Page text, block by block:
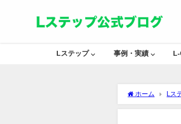
Lステップ ⌵ 事例・実績 ⌵
ホーム Lス